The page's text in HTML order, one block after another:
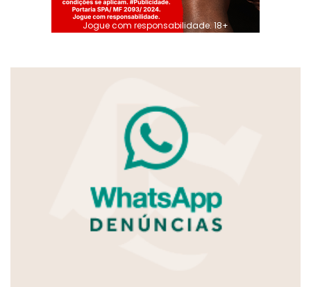
Jogue com responsabilidade. 18+